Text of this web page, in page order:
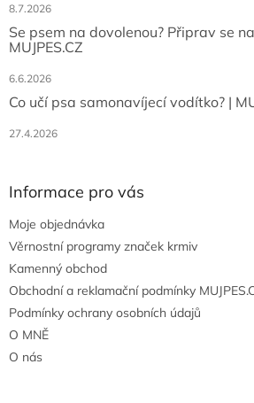
8.7.2026
Se psem na dovolenou? Připrav se
MUJPES.CZ
6.6.2026
Co učí psa samonavíjecí vodítko? |
27.4.2026
Informace pro vás
Moje objednávka
Věrnostní programy značek krmiv
Kamenný obchod
Obchodní a reklamační podmínky
Podmínky ochrany osobních údajů
O MNĚ
O nás